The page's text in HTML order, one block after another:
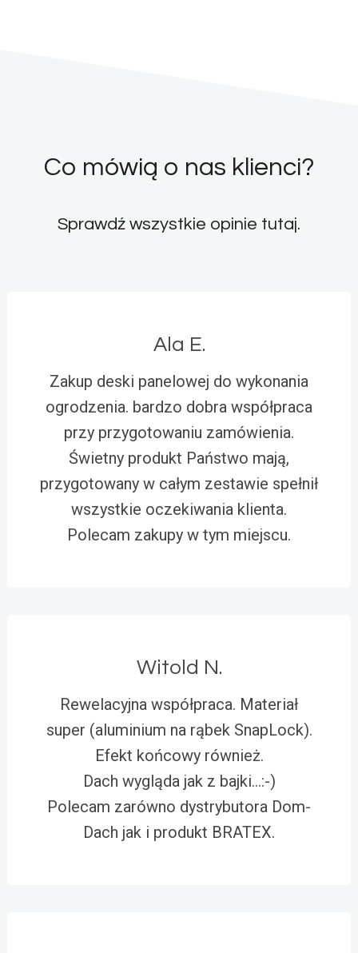
Co mówią o nas klienci?
Sprawdź wszystkie opinie tutaj.
Ala E.
Zakup deski panelowej do wykonania
ogrodzenia. bardzo dobra współpraca
przy przygotowaniu zamówienia.
Świetny produkt Państwo mają,
przygotowany w całym zestawie spełnił
wszystkie oczekiwania klienta.
Polecam zakupy w tym miejscu.
Witold N.
Rewelacyjna współpraca. Materiał
super (aluminium na rąbek SnapLock).
Efekt końcowy również.
Dach wygląda jak z bajki…:-)
Polecam zarówno dystrybutora Dom-
Dach jak i produkt BRATEX.